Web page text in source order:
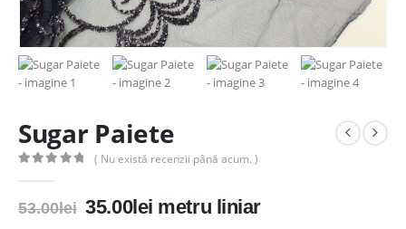
Sugar Paiete
( Nu există recenzii până acum. )
53.00lei Prețul
35.00leiPrețul
metru liniar